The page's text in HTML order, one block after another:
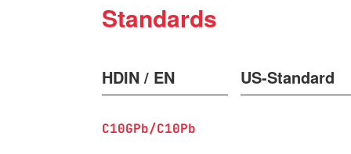
Standards
HDIN / EN US-Standard
C10GPb/C10Pb